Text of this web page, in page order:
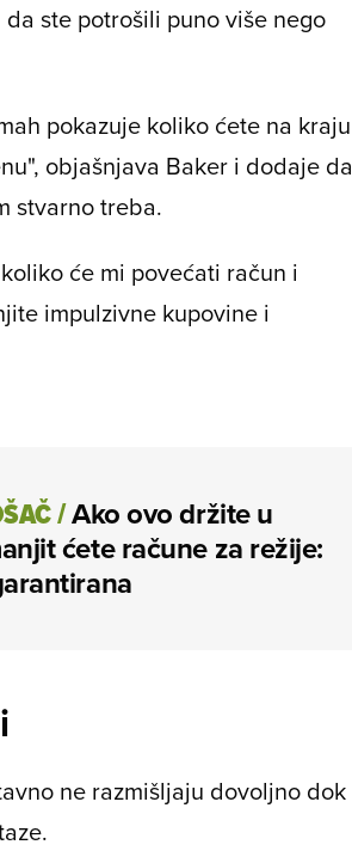
ste potrošili puno više nego
pokazuje koliko ćete na kraju
objašnjava Baker i dodaje da
stvarno treba.
će mi povećati račun i
impulzivne kupovine i
/Ako ovo držite u
ćete račune za režije:
ne razmišljaju dovoljno dok